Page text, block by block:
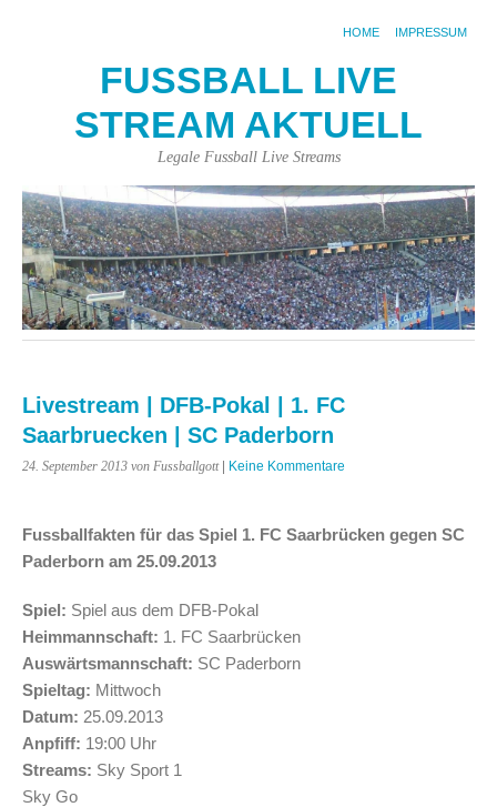
HOME IMPRESSUM
FUSSBALL LIVE
STREAM AKTUELL
Legale Fussball Live Streams
Livestream | DFB-Pokal | 1. FC
Saarbruecken | SC Paderborn
24. September 2013 von Fussballgott| Keine Kommentare
Fussballfakten für das Spiel 1. FC Saarbrücken gegen SC
Paderborn am 25.09.2013
Spiel: Spiel aus dem DFB-Pokal
Heimmannschaft: 1. FC Saarbrücken
Auswärtsmannschaft: SC Paderborn
Spieltag: Mittwoch
Datum: 25.09.2013
Anpfiff: 19:00 Uhr
Streams: Sky Sport 1
Sky Go